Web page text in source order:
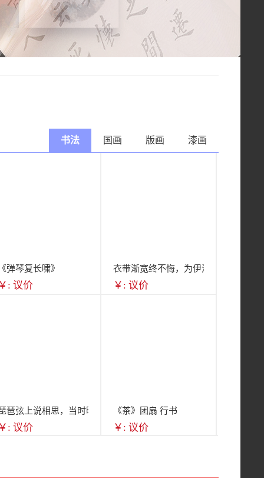
书法 国画 版画 漆画
《弹琴复长啸》
￥: 议价
衣带渐宽终不悔，为伊消得人憔悴
￥: 议价
琶弦上说相思，当时明月在，曾照彩云归
￥: 议价
《茶》团扇 行书
￥: 议价